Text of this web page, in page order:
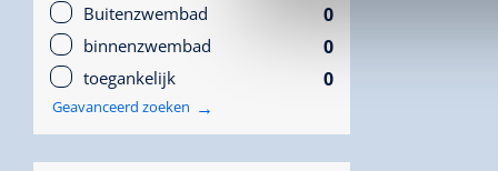
Buitenzwembad 0
binnenzwembad 0
toegankelijk 0
Geavanceerd zoeken